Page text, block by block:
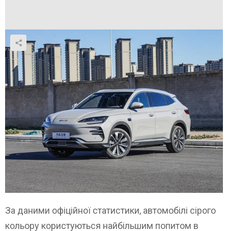
За даними офіційної статистики, автомобілі сірого
кольору користуються найбільшим попитом в